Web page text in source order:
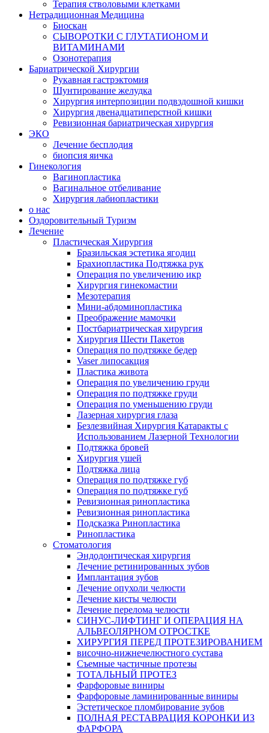
Терапия стволовыми клетками
Нетрадиционная Медицина
Биоскан
СЫВОРОТКИ С ГЛУТАТИОНОМ И
ВИТАМИНАМИ
Озонотерапия
Бариатрической Хирургии
Рукавная гастрэктомия
Шунтирование желудка
Хирургия интерпозиции подвздошной кишки
Хирургия двенадцатиперстной кишки
Ревизионная бариатрическая хирургия
ЭКО
Лечение бесплодия
биопсия яичка
Гинекология
Вагинопластика
Вагинальное отбеливание
Хирургия лабиопластики
о нас
Оздоровительный Туризм
Лечение
Пластическая Хирургия
Бразильская эстетика ягодиц
Брахиопластика Подтяжка рук
Операция по увеличению икр
Хирургия гинекомастии
Мезотерапия
Мини-абдоминопластика
Преображение мамочки
Постбариатрическая хирургия
Хирургия Шести Пакетов
Операция по подтяжке бедер
Vaser липосакция
Пластика живота
Операция по увеличению груди
Операция по подтяжке груди
Операция по уменьшению груди
Лазерная хирургия глаза
Безлезвийная Хирургия Катаракты с
Использованием Лазерной Технологии
Подтяжка бровей
Хирургия ушей
Подтяжка лица
Операция по подтяжке губ
Операция по подтяжке губ
Ревизионная ринопластика
Ревизионная ринопластика
Подсказка Ринопластика
Ринопластика
Стоматология
Эндодонтическая хирургия
Лечение ретинированных зубов
Имплантация зубов
Лечение опухоли челюсти
Лечение кисты челюсти
Лечение перелома челюсти
СИНУС-ЛИФТИНГ И ОПЕРАЦИЯ НА
АЛЬВЕОЛЯРНОМ ОТРОСТКЕ
ХИРУРГИЯ ПЕРЕД ПРОТЕЗИРОВАНИЕМ
височно-нижнечелюстного сустава
Съемные частичные протезы
ТОТАЛЬНЫЙ ПРОТЕЗ
Фарфоровые виниры
Фарфоровые ламинированные виниры
Эстетическое пломбирование зубов
ПОЛНАЯ РЕСТАВРАЦИЯ КОРОНКИ ИЗ
ФАРФОРА